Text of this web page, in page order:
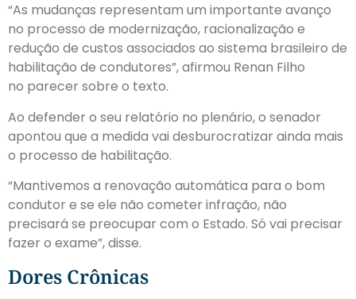
“As mudanças representam um importante avanço
no processo de modernização, racionalização e
redução de custos associados ao sistema brasileiro de
habilitação de condutores”, afirmou Renan Filho
no parecer sobre o texto.
Ao defender o seu relatório no plenário, o senador
apontou que a medida vai desburocratizar ainda mais
o processo de habilitação.
“Mantivemos a renovação automática para o bom
condutor e se ele não cometer infração, não
precisará se preocupar com o Estado. Só vai precisar
fazer o exame”, disse.
Dores Crônicas